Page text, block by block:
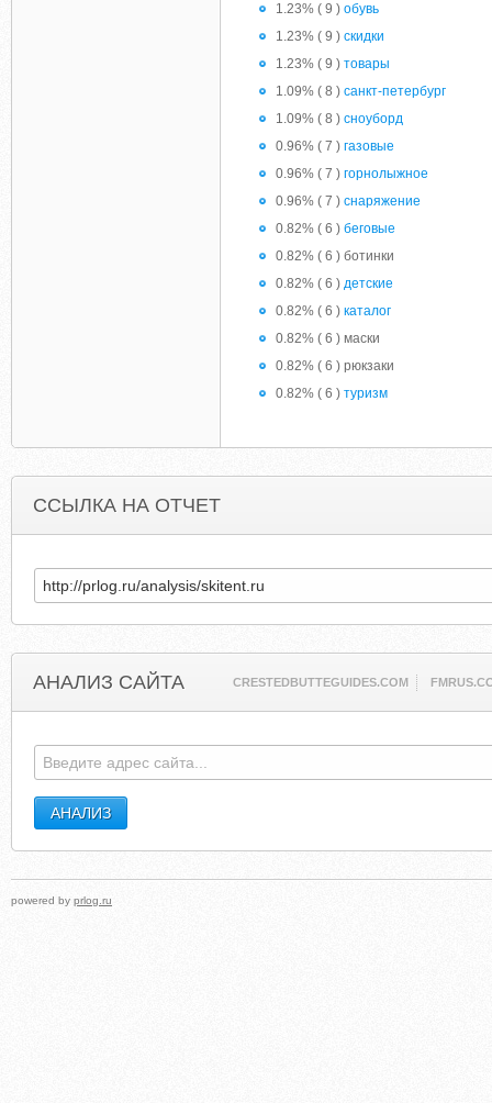
1.23% ( 9 ) обувь
1.23% ( 9 ) скидки
1.23% ( 9 ) товары
1.09% ( 8 ) санкт-петербург
1.09% ( 8 ) сноуборд
0.96% ( 7 ) газовые
0.96% ( 7 ) горнолыжное
0.96% ( 7 ) снаряжение
0.82% ( 6 ) беговые
0.82% ( 6 ) ботинки
0.82% ( 6 ) детские
0.82% ( 6 ) каталог
0.82% ( 6 ) маски
0.82% ( 6 ) рюкзаки
0.82% ( 6 ) туризм
ССЫЛКА НА ОТЧЕТ
АНАЛИЗ САЙТА CRESTEDBUTTEGUIDES.COM
powered by prlog.ru